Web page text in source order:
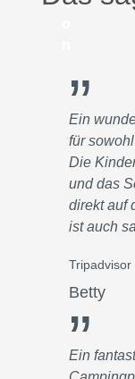
”
Ein
für
Die
und das
direkt auf
ist auch
Tripadvisor
Betty
”
Ein